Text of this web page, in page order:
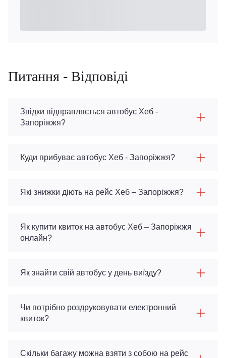
Питання - Відповіді
Звідки відправляється автобус Хеб -
Запоріжжя?
Куди прибуває автобус Хеб - Запоріжжя?
Які знижки діють на рейс Хеб – Запоріжжя?
Як купити квиток на автобус Хеб – Запоріжжя
онлайн?
Як знайти свій автобус у день виїзду?
Чи потрібно роздруковувати електронний
квиток?
Скільки багажу можна взяти з собою на рейс